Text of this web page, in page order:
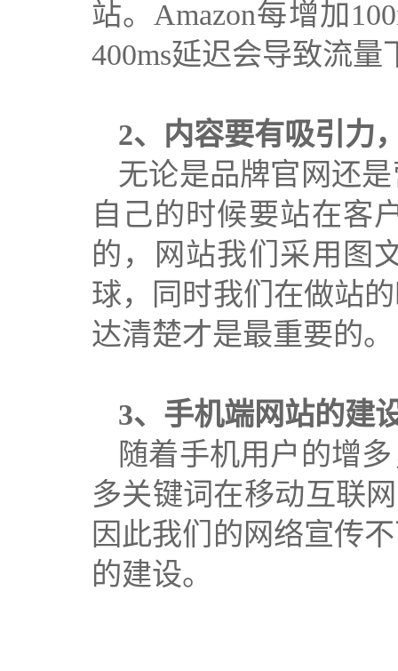
站。Amazon每增加
400ms延迟会导致流量
2、 内容要有吸引力
无论是品牌官网还是
自己的时候要站在客
的，网站我们采用图
球，
同时我们在做站
达清楚才是最重要的。
3、 手机端网站的建
随着手机用户的增
多关键词在移动互联
因此我们的网络宣传
的建设。